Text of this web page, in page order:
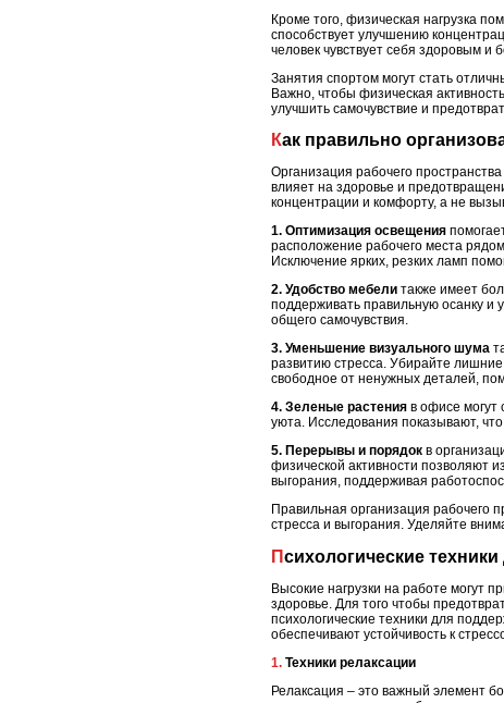
Кроме того, физическая нагрузка
способствует улучшению
человек чувствует себя здоровым и
Занятия спортом могут стать
Важно, чтобы физическая
улучшить самочувствие и
Как правильно
Организация рабочего
влияет на здоровье и
концентрации и комфорту, а не
1. Оптимизация освещения
расположение рабочего места
Исключение ярких, резких ламп
2. Удобство мебели также имеет
поддерживать правильную осанку
общего самочувствия.
3. Уменьшение визуального шума
развитию стресса. Убирайте
свободное от ненужных деталей,
4. Зеленые растения в офисе могут
уюта. Исследования показывают,
5. Перерывы и порядок в
физической активности позволяют
выгорания, поддерживая
Правильная организация рабочего
стресса и выгорания. Уделяйте
Психологические
Высокие нагрузки на работе могут
здоровье. Для того чтобы
психологические техники для
обеспечивают устойчивость к
1. Техники релаксации
Релаксация – это важный элемент